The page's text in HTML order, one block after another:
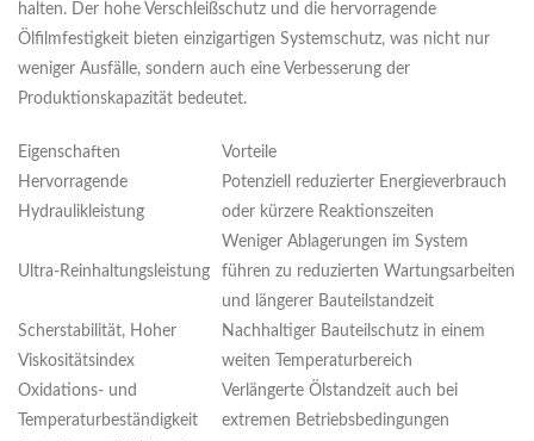
halten. Der hohe Verschleißschutz und die hervorragende
Ölfilmfestigkeit bieten einzigartigen Systemschutz, was nicht nur
weniger Ausfälle, sondern auch eine Verbesserung der
Produktionskapazität bedeutet.
Eigenschaften
Vorteile
Hervorragende
Hydraulikleistung
Potenziell reduzierter Energieverbrauch
oder kürzere Reaktionszeiten
Ultra-Reinhaltungsleistung
Weniger Ablagerungen im System
führen zu reduzierten Wartungsarbeiten
und längerer Bauteilstandzeit
Scherstabilität, Hoher
Viskositätsindex
Nachhaltiger Bauteilschutz in einem
weiten Temperaturbereich
Oxidations- und
Temperaturbeständigkeit
Verlängerte Ölstandzeit auch bei
extremen Betriebsbedingungen